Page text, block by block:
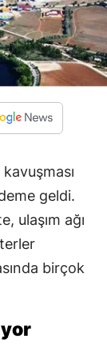
geldi.
ulaşım ağı
birçok